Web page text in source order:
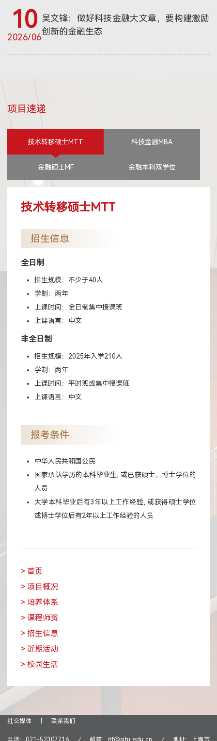
10
2026/06
吴文锋：做好科技金融大文章，要构建激励
创新的金融生态
项目速递
技术转移硕士MTT 科技金融MBA
金融硕士MF 金融本科双学位
技术转移硕士MTT
招生信息
全日制
招生规模：不少于40人
学制：两年
上课时间：全日制集中授课班
上课语言：中文
非全日制
招生规模：2025年入学210人
学制：两年
上课时间：平时班或集中授课班
上课语言：中文
报考条件
中华人民共和国公民
国家承认学历的本科毕业生, 或已获硕士、博士学位的
人员
大学本科毕业后有3年以上工作经验, 或获得硕士学位
或博士学位后有2年以上工作经验的人员
> 首页
> 项目概况
> 培养体系
> 课程师资
> 招生信息
> 近期活动
> 校园生活
社交媒体 联系我们
电话： 021-52307216 / 邮箱： itf@sjtu.edu.cn / 地址：上海市